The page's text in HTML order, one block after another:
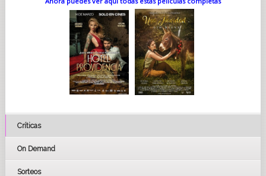
Críticas
On Demand
Sorteos